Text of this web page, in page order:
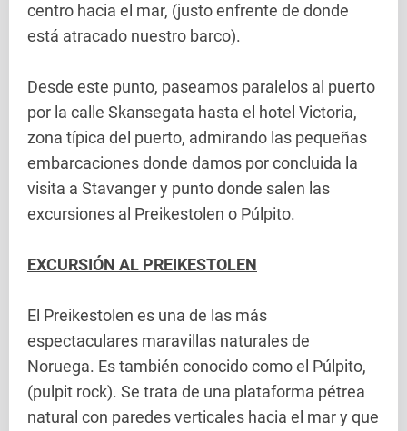
centro hacia el mar, (justo enfrente de donde
está atracado nuestro barco).
Desde este punto, paseamos paralelos al puerto
por la calle Skansegata hasta el hotel Victoria,
zona típica del puerto, admirando las pequeñas
embarcaciones donde damos por concluida la
visita a Stavanger y punto donde salen las
excursiones al Preikestolen o Púlpito.
EXCURSIÓN AL PREIKESTOLEN
El Preikestolen es una de las más
espectaculares maravillas naturales de
Noruega. Es también conocido como el Púlpito,
(pulpit rock). Se trata de una plataforma pétrea
natural con paredes verticales hacia el mar y que